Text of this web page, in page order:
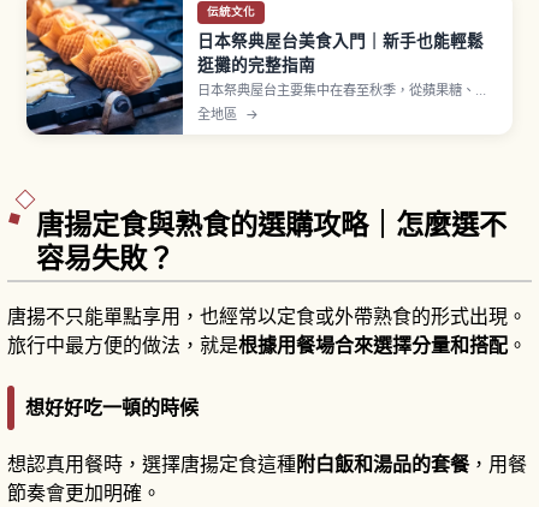
伝統文化
日本祭典屋台美食入門｜新手也能輕鬆
逛攤的完整指南
日本祭典屋台主要集中在春至秋季，從蘋果糖、日
式炒麵、雞蛋糕球、刨冰到章魚燒等經典美食一字
排開。蘋果糖約300至500日圓、章魚燒一盒6至8
全地區 →
唐揚定食與熟食的選購攻略｜怎麼選不
容易失敗？
唐揚不只能單點享用，也經常以定食或外帶熟食的形式出現。
旅行中最方便的做法，就是根據用餐場合來選擇分量和搭配 。
想好好吃一頓的時候
想認真用餐時，選擇唐揚定食這種附白飯和湯品的套餐，用餐
節奏會更加明確。